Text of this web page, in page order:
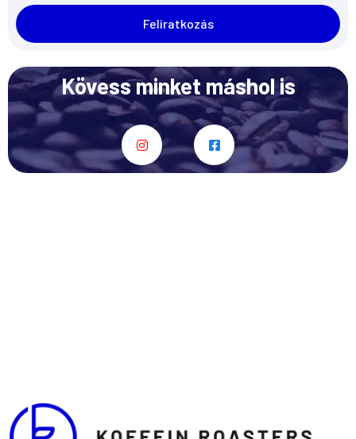
Feliratkozás
Kövess minket máshol is
I
n
t
F
a
e